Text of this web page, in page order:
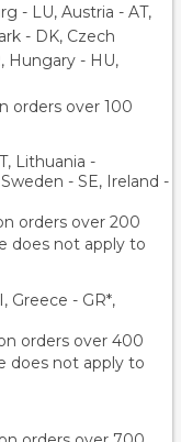
- LU, Austria - AT,
- DK, Czech
Hungary - HU,
orders over 100
Lithuania -
- SE, Ireland -
orders over 200
does not apply to
Greece - GR*,
orders over 400
does not apply to